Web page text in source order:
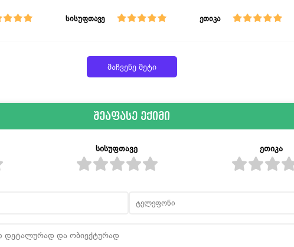
სისუფთავე ეთიკა
მაჩვენე მეტი
შეაფასე ექიმი
სისუფთავე ეთიკა